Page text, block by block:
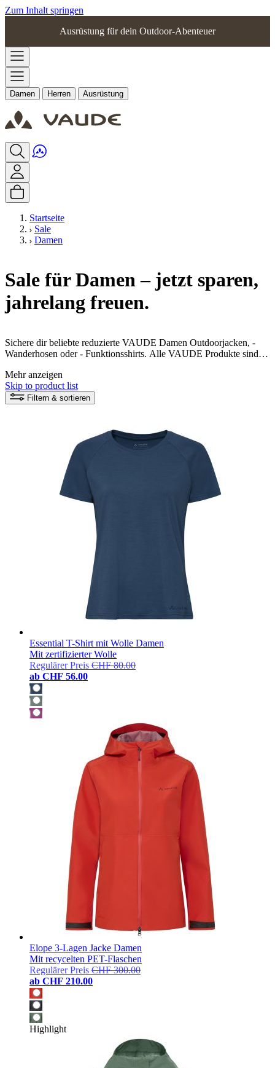
Zum Inhalt springen
Ausrüstung für dein Outdoor-Abenteuer
Damen Herren Ausrüstung
Startseite
Sale
Damen
Sale für Damen – jetzt sparen,
jahrelang freuen.
Sichere dir beliebte reduzierte VAUDE Damen Outdoorjacken, -
Wanderhosen oder - Funktionsshirts. Alle VAUDE Produkte sind
Naturerlebnis beginnen!
Mehr anzeigen
Skip to product list
Filtern & sortieren
Essential T-Shirt mit Wolle Damen
Mit zertifizierter Wolle
Regulärer Preis CHF 80.00
ab CHF 56.00
Elope 3-Lagen Jacke Damen
Mit recycelten PET-Flaschen
Regulärer Preis CHF 300.00
ab CHF 210.00
Highlight